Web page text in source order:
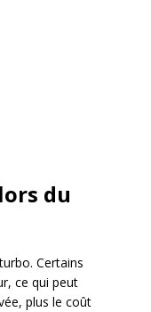
du
Certains
ce qui peut
plus le coût